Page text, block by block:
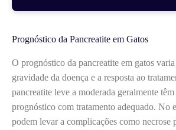
Prognóstico da Pancreatite em Gatos
O prognóstico da pancreatite em gatos
gravidade da doença e a resposta ao
pancreatite leve a moderada geralmente
prognóstico com tratamento adequado. No
podem levar a complicações como necrose